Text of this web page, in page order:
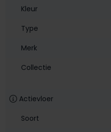
Kleur
Type
Merk
Collectie
Actievloer
Soort